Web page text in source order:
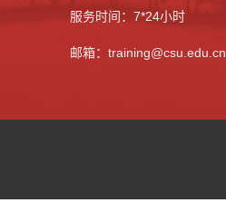
服务时间：7*24小时
邮箱：training@csu.edu.cn